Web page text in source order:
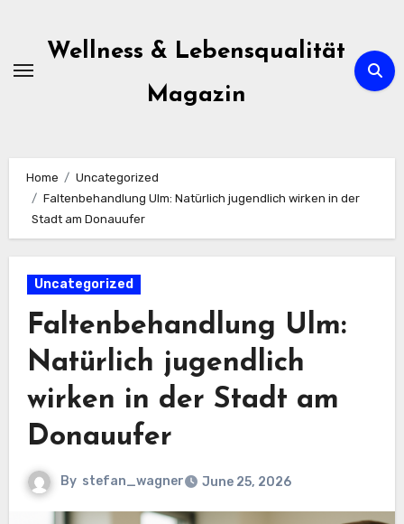
contentWellness & Lebensqualität
Magazin
Home
Uncategorized
Faltenbehandlung Ulm: Natürlich jugendlich wirken in der
Stadt am Donauufer
Uncategorized
Faltenbehandlung Ulm:
Natürlich jugendlich
wirken in der Stadt am
Donauufer
By stefan_wagner June 25, 2026